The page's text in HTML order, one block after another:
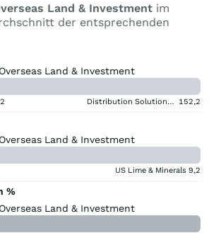
Land & Investment im
der entsprechenden
Land & Investment
Distribution Solutions Group 152,2
Land & Investment
US Lime & Minerals 9,2
%
Land & Investment